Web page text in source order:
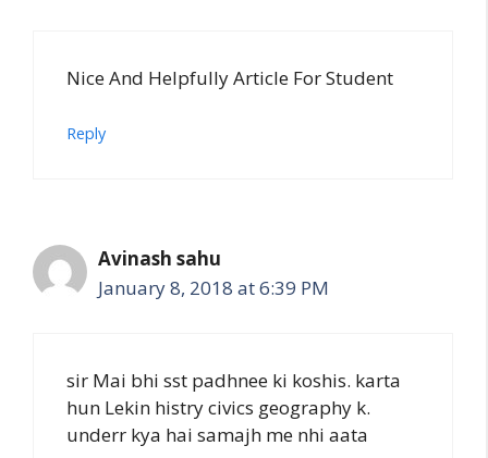
Nice And Helpfully Article For Student
Reply
Avinash sahu
January 8, 2018 at 6:39 PM
sir Mai bhi sst padhnee ki koshis. karta
hun Lekin histry civics geography k.
underr kya hai samajh me nhi aata